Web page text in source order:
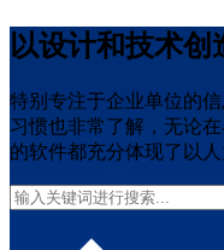
以设计和技术创
特别专注于企业单位的
习惯也非常了解，无论
的软件都充分体现了以人